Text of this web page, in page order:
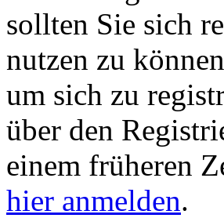
sollten Sie sich
nutzen zu
um sich zu
über den
einem früheren
hier anmelden.